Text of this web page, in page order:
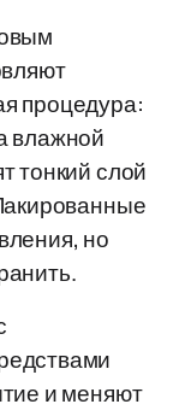
процедура:
влажной
тонкий слой
но
и меняют